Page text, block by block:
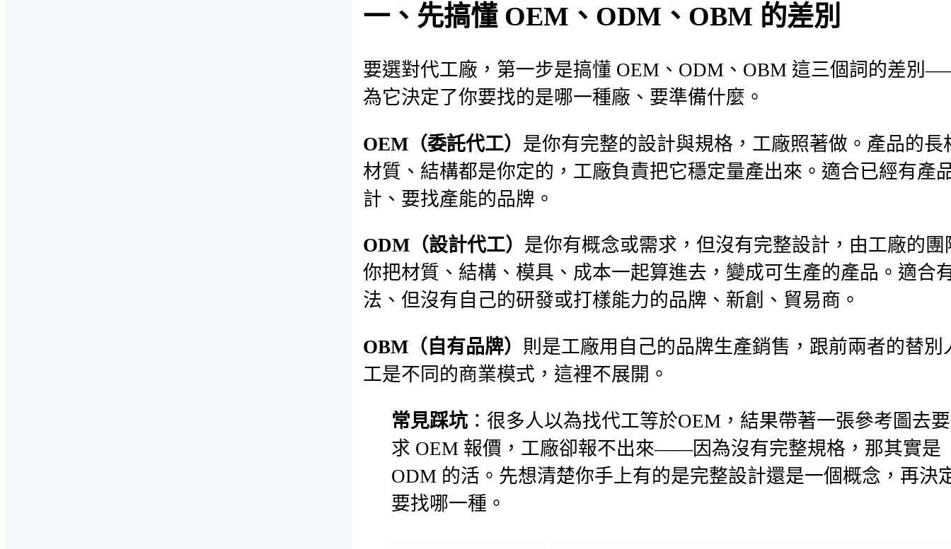
一、先搞懂 OEM、ODM、OBM 的差別
要選對代工廠，第一步是搞懂 OEM、ODM、OBM 這三個詞的差別
為它決定了你要找的是哪一種廠、要準備什麼。
OEM（委託代工） 是你有完整的設計與規格，工廠照著做。產品的長
材質、結構都是你定的，工廠負責把它穩定量產出來。適合已經有產
計、要找產能的品牌。
ODM（設計代工） 是你有概念或需求，但沒有完整設計，由工廠的團
你把材質、結構、模具、成本一起算進去，變成可生產的產品。適合
法、但沒有自己的研發或打樣能力的品牌、新創、貿易商。
OBM（自有品牌） 則是工廠用自己的品牌生產銷售，跟前兩者的替別
工是不同的商業模式，這裡不展開。
常見踩坑 ：很多人以為找代工等於OEM，結果帶著一張參考圖去要
求 OEM 報價，工廠卻報不出來——因為沒有完整規格，那其實是
ODM 的活。先想清楚你手上有的是完整設計還是一個概念，再決
要找哪一種。